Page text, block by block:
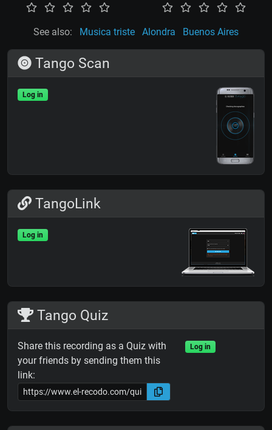
See also: Musica triste Alondra Buenos Aires
Tango Scan
Log in
TangoLink
Log in
Tango Quiz
Share this recording as a Quiz with
your friends by sending them this
link:
Log in